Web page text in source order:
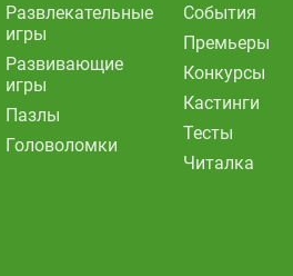
Развлекательные
игры
Развивающие
игры
Пазлы
Головоломки
События
Премьеры
Конкурсы
Кастинги
Тесты
Читалка